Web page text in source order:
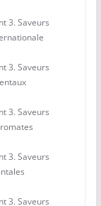
3. Saveurs
3. Saveurs
3. Saveurs
3. Saveurs
3. Saveurs